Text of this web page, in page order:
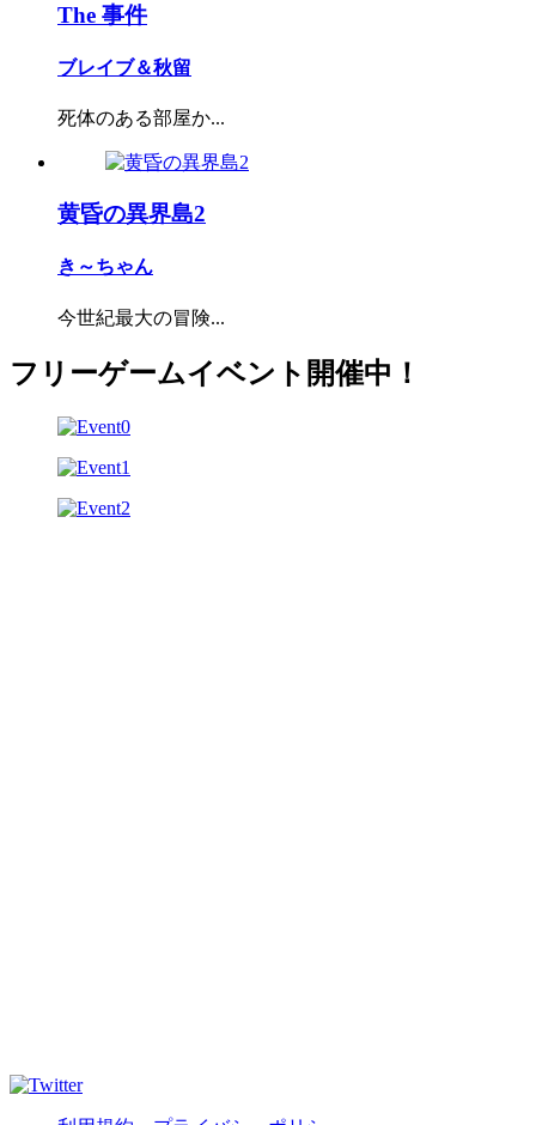
The 事件
ブレイブ＆秋留
死体のある部屋か...
黄昏の異界島2
き～ちゃん
今世紀最大の冒険...
フリーゲームイベント開催中！